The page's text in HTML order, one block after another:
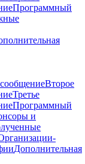
Программный
Второе
Третье
Программный
и
Дополнительная